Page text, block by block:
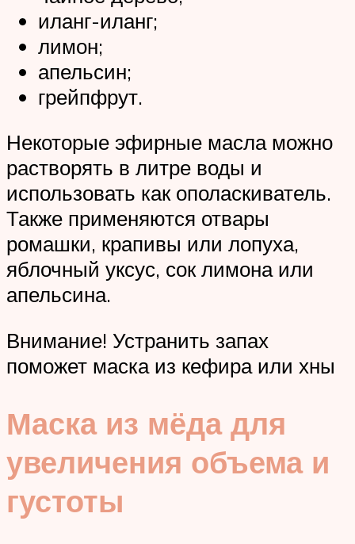
иланг-иланг;
лимон;
апельсин;
грейпфрут.
Некоторые эфирные масла можно
растворять в литре воды и
использовать как ополаскиватель.
Также применяются отвары
ромашки, крапивы или лопуха,
яблочный уксус, сок лимона или
апельсина.
Внимание! Устранить запах
поможет маска из кефира или хны
Маска из мёда для
увеличения объема и
густоты